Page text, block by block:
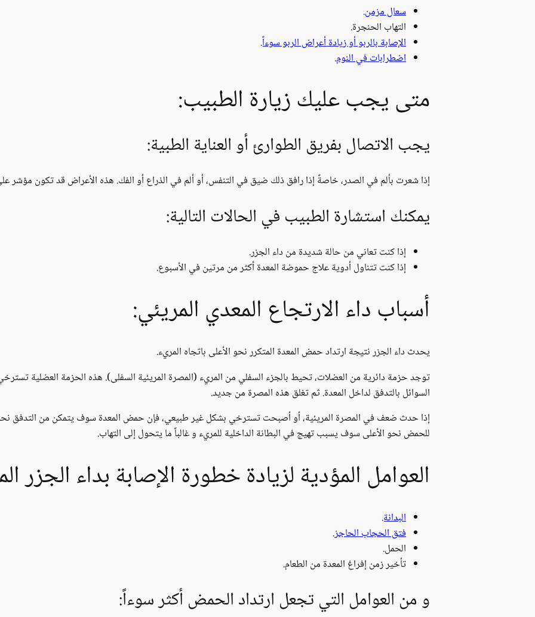
سعال مزمن.
التهاب الحنجرة.
الإصابة بالربو أو زيادة أعراض الربو سوءاً.
اضطرابات في النوم.
متى يجب عليك زيارة الطبيب:
يجب الاتصال بفريق الطوارئ أو العناية الطبية:
إذا شعرت بألم في الصدر، خاصةً إذا رافق ذلك ضيق في التنفس، أو ألم في الذراع أو الفك. هذه الأعراض قد تكون مؤشر
يمكنك استشارة الطبيب في الحالات التالية:
إذا كنت تعاني من حالة شديدة من داء الجزر.
إذا كنت تتناول أدوية علاج حموضة المعدة أكثر من مرتين في الأسبوع.
أسباب داء الارتجاع المعدي المريئي:
يحدث داء الجزر نتيجة ارتداد حمض المعدة المتكرر نحو الأعلى باتجاه المريء.
توجد حزمة دائرية من العضلات، تحيط بالجزء السفلي من المريء (المصرة المريئية السفلى). هذه الحزمة العضلية
السوائل بالتدفق لداخل المعدة. ثم تغلق هذه المصرة من جديد.
إذا حدث ضعف في المصرة المريئية، أو أصبحت تسترخي بشكل غير طبيعي، فإن حمض المعدة سوف يتمكن من التدفق نحو
للحمض نحو الأعلى سوف يسبب تهيج في البطانة الداخلية للمريء و غالباً ما يتحول إلى التهاب.
العوامل المؤدية لزيادة خطورة الإصابة بداء الجزر
البدانة.
فتق الحجاب الحاجز.
الحمل.
تأخير زمن إفراغ المعدة من الطعام.
و من العوامل التي تجعل ارتداد الحمض أكثر سوءاً: